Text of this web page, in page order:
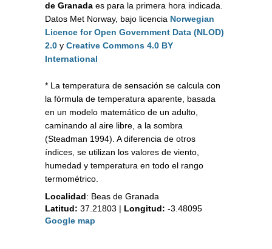
de Granada es para la primera hora indicada.
Datos Met Norway, bajo licencia Norwegian
Licence for Open Government Data (NLOD)
2.0 y Creative Commons 4.0 BY
International
* La temperatura de sensación se calcula con
la fórmula de temperatura aparente, basada
en un modelo matemático de un adulto,
caminando al aire libre, a la sombra
(Steadman 1994). A diferencia de otros
índices, se utilizan los valores de viento,
humedad y temperatura en todo el rango
termométrico.
Localidad: Beas de Granada
Latitud: 37.21803 | Longitud: -3.48095
Google map